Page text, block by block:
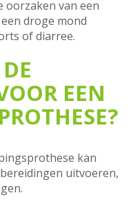
oorzaken van een
droge mond
of diarree.
EEN
kan
uitvoeren,